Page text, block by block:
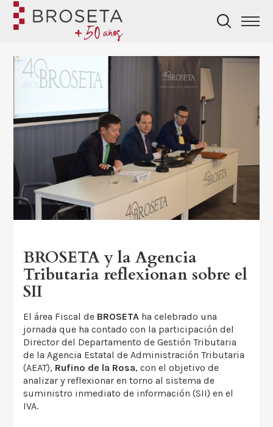
BROSETA y la Agencia
Tributaria reflexionan sobre el
SII
El área Fiscal de BROSETA ha celebrado una
jornada que ha contado con la participación del
Director del Departamento de Gestión Tributaria
de la Agencia Estatal de Administración Tributaria
(AEAT), Rufino de la Rosa, con el objetivo de
analizar y reflexionar en torno al sistema de
suministro inmediato de información (SII) en el
IVA.